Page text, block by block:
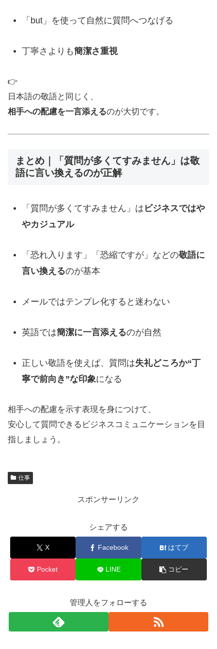
「but」を使って自然に質問へつなげる
丁寧さよりも簡潔さ重視
👉
日本語の敬語と同じく、
相手への配慮を一言添えるのが大切です。
まとめ｜「質問が多くてすみません」は敬
語に言い換えるのが正解
「質問が多くてすみません」は ビジネスではや
やカジュアル
「恐れ入ります」「恐縮ですが」などの敬語に
言い換えるのが基本
メールではテンプレ化すると迷わない
英語では簡潔に一言添えるのが自然
正しい敬語を使えば、質問は失礼どころか“丁
寧で前向き”な印象になる
相手への配慮を示す表現を身につけて、
安心して質問できるビジネスコミュニケーションを目
指しましょう。
仕事
スポンサーリンク
シェアする
X Facebook はてブ
Pocket LINE コピー
管理人をフォローする